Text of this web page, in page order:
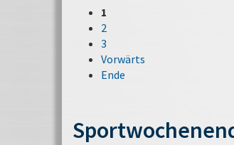
1
2
3
Vorwärts
Ende